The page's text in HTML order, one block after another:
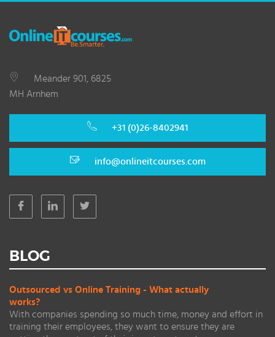
Meander 901, 6825
MH Arnhem
+31 (0)26-8402941
info@onlineitcourses.com
BLOG
Outsourced vs Online Training - What actually
works?
With companies spending so much time, money and effort in
training their employees, they want to ensure they are